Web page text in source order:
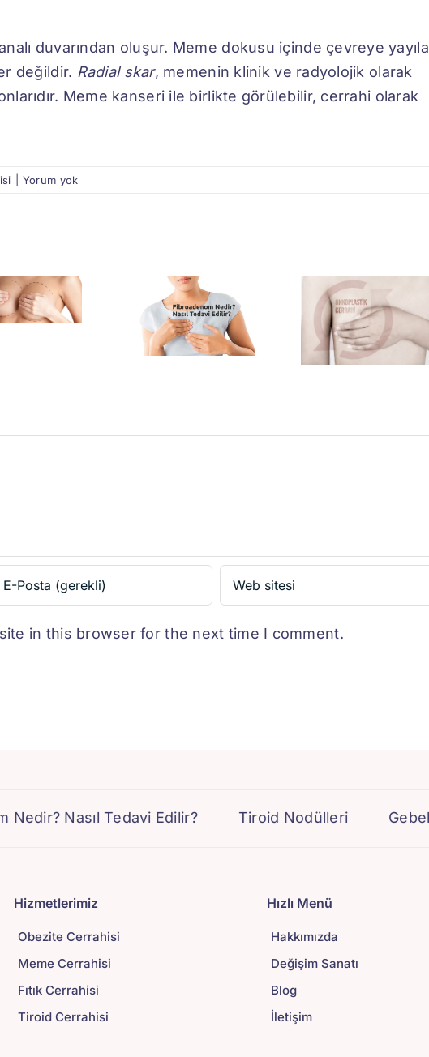
duvarından oluşur. Meme dokusu içinde çevreye
değildir. Radial skar, memenin klinik ve radyolojik olarak
Meme kanseri ile birlikte görülebilir, cerrahi olarak
Yorum yok
Nedir?
Nasıl
Onkoplastik
Cerrahi Ve
Meme
in this browser for the next time I comment.
Tedavi Edilir? Tiroid Nodülleri Gebelerde
Hizmetlerimiz
Obezite Cerrahisi
Meme Cerrahisi
Fıtık Cerrahisi
Tiroid Cerrahisi
Hızlı Menü
Hakkımızda
Değişim Sanatı
Blog
İletişim